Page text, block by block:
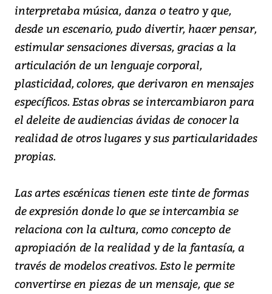
interpretaba música, danza o teatro y que,
desde un escenario, pudo divertir, hacer pensar,
estimular sensaciones diversas, gracias a la
articulación de un lenguaje corporal,
plasticidad, colores, que derivaron en mensajes
específicos. Estas obras se intercambiaron para
el deleite de audiencias ávidas de conocer la
realidad de otros lugares y sus particularidades
propias.
Las artes escénicas tienen este tinte de formas
de expresión donde lo que se intercambia se
relaciona con la cultura, como concepto de
apropiación de la realidad y de la fantasía, a
través de modelos creativos. Esto le permite
convertirse en piezas de un mensaje, que se